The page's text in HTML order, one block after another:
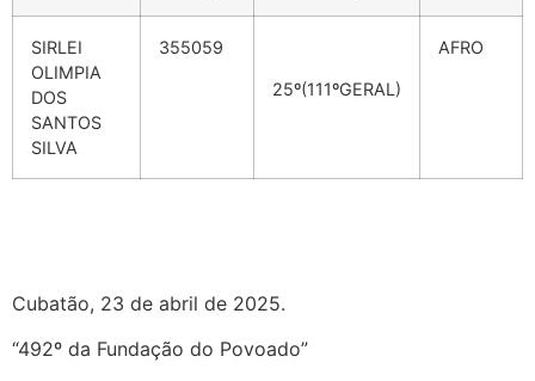
SIRLEI
OLIMPIA
DOS
SANTOS
SILVA
355059
25º(111ºGERAL)
AFRO
Cubatão, 23 de abril de 2025.
“492º da Fundação do Povoado”